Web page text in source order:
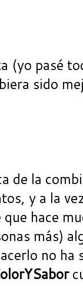
(yo pasé
sido
de la
y a la
hace
más)
no ha